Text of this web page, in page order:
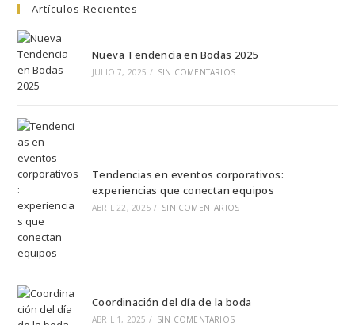
Artículos Recientes
Nueva Tendencia en Bodas 2025
JULIO 7, 2025 / SIN COMENTARIOS
Tendencias en eventos corporativos:
experiencias que conectan equipos
ABRIL 22, 2025 / SIN COMENTARIOS
Coordinación del día de la boda
ABRIL 1, 2025 / SIN COMENTARIOS